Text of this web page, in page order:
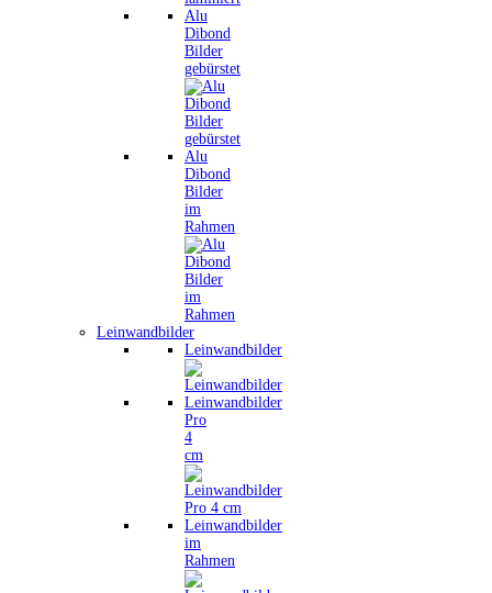
Alu
Dibond
Bilder
gebürstet
Alu
Dibond
Bilder
im
Rahmen
Leinwandbilder
Leinwandbilder
Leinwandbilder
Pro
4
cm
Leinwandbilder
im
Rahmen